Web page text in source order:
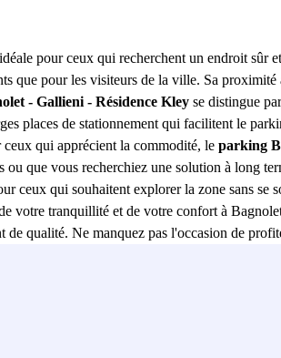
pour ceux qui recherchent un endroit sûr
que pour les visiteurs de la ville. Sa
- Gallieni - Résidence Kley se distingue
places de stationnement qui facilitent le
ceux qui apprécient la commodité, le parking
que vous recherchiez une solution à long
ceux qui souhaitent explorer la zone sans se
votre tranquillité et de votre confort à
qualité. Ne manquez pas l'occasion de